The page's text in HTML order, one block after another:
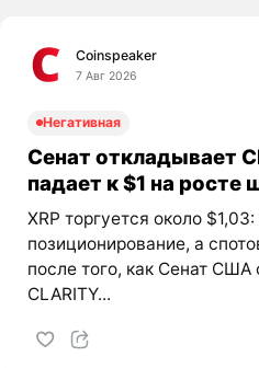
Coinspeaker
7 Авг 2026
Негативная
Сенат откладывает
падает к $1 на росте
XRP торгуется около
позиционирование, а
после того, как Сенат США
CLARITY...